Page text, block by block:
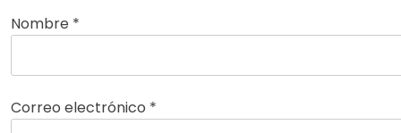
Nombre *
Correo electrónico *